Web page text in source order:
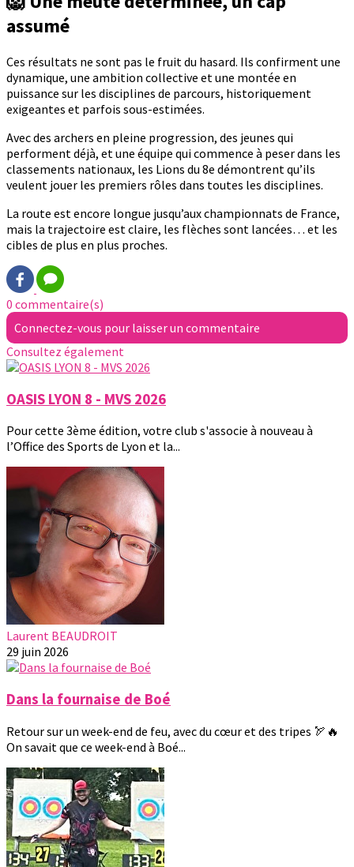
assumé
Ces résultats ne sont pas le fruit du hasard. Ils confirment une
dynamique, une ambition collective et une montée en
puissance sur les disciplines de parcours, historiquement
exigeantes et parfois sous-estimées.
Avec des archers en pleine progression, des jeunes qui
performent déjà, et une équipe qui commence à peser dans les
classements nationaux, les Lions du 8e démontrent qu’ils
veulent jouer les premiers rôles dans toutes les disciplines.
La route est encore longue jusqu’aux championnats de France,
mais la trajectoire est claire, les flèches sont lancées… et les
cibles de plus en plus proches.
0 commentaire(s)
Connectez-vous pour laisser un commentaire
Consultez également
OASIS LYON 8 - MVS 2026
Pour cette 3ème édition, votre club s'associe à nouveau à
l’Office des Sports de Lyon et la...
Laurent BEAUDROIT
29 juin 2026
Dans la fournaise de Boé
Retour sur un week-end de feu, avec du cœur et des tripes 🏹🔥
On savait que ce week-end à Boé...